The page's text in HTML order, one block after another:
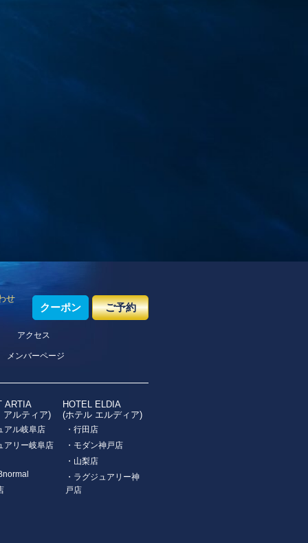
せ
クーポン ご予約
アクセス
メンバーページ
ARTIA
アルティア)
アル岐阜店
アリー岐阜店
HOTEL ELDIA
(ホテル エルディア)
・行田店
・モダン神戸店
・山梨店
・ラグジュアリー神
戸店